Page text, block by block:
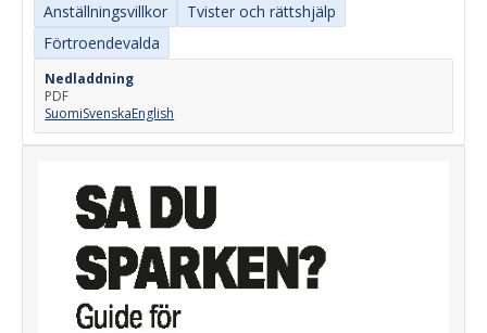
Anställningsvillkor
Tvister och rättshjälp
Förtroendevalda
Nedladdning
PDF
SuomiSvenskaEnglish